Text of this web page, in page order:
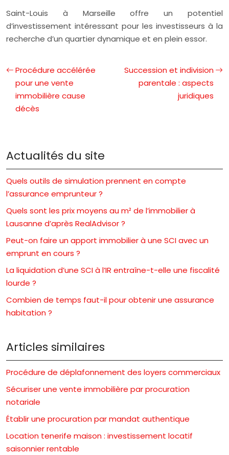
Saint-Louis à Marseille offre un potentiel
d’investissement intéressant pour les investisseurs à la
recherche d’un quartier dynamique et en plein essor.
Procédure accélérée
pour une vente
immobilière cause
décès
Succession et indivision
parentale : aspects
juridiques
Actualités du site
Quels outils de simulation prennent en compte
l’assurance emprunteur ?
Quels sont les prix moyens au m² de l’immobilier à
Lausanne d’après RealAdvisor ?
Peut-on faire un apport immobilier à une SCI avec un
emprunt en cours ?
La liquidation d’une SCI à l’IR entraîne-t-elle une fiscalité
lourde ?
Combien de temps faut-il pour obtenir une assurance
habitation ?
Articles similaires
Procédure de déplafonnement des loyers commerciaux
Sécuriser une vente immobilière par procuration
notariale
Établir une procuration par mandat authentique
Location tenerife maison : investissement locatif
saisonnier rentable